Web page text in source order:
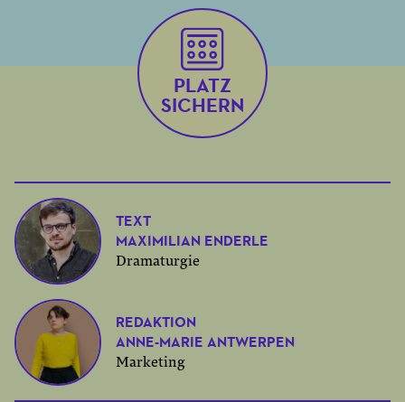
PLATZ
SICHERN
TEXT
MAXIMILIAN ENDERLE
Dramaturgie
REDAKTION
ANNE-MARIE ANTWERPEN
Marketing